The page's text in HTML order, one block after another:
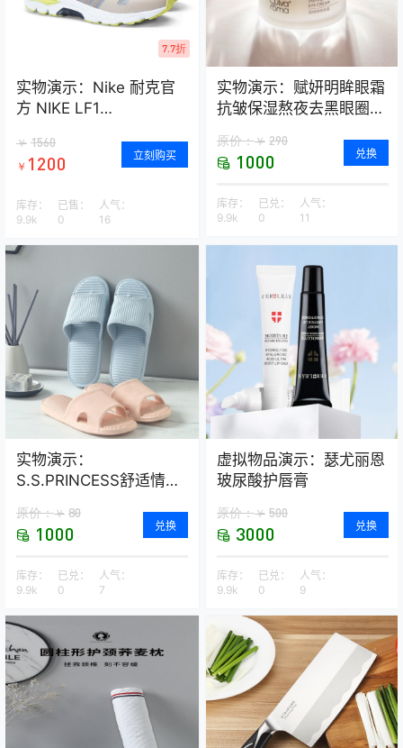
7.7折
实物演示：Nike 耐克官
方 NIKE LF1
运动鞋 AA1125
￥ 1560
￥ 1200 立刻购买
库存：
9.9k
已售：
0
人气：
16
实物演示：赋妍明眸眼霜
抗皱保湿熬夜去黑眼圈
原价：￥ 290
1000 兑换
库存：
9.9k
已兑：
0
人气：
11
实物演示：
S.S.PRINCESS舒适情侣
原价：￥ 80
1000 兑换
库存：
9.9k
已兑：
0
人气：
7
虚拟物品演示：瑟尤丽恩
玻尿酸护唇膏
原价：￥ 500
3000 兑换
库存：
9.9k
已兑：
0
人气：
9